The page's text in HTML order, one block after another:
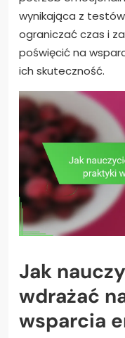
wynikająca z
ograniczać czas i
poświęcić na
ich skuteczność.
Jak
wdrażać
wsparcia